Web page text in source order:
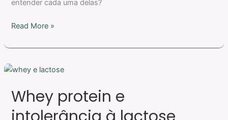
entender cada uma delas?
Read More »
Whey protein e
Whey
e
intolerância